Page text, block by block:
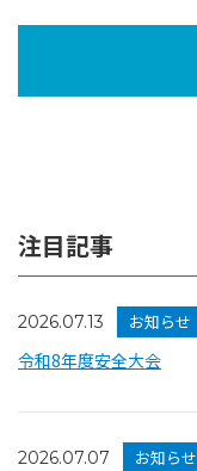
注目記事
2026.07.13 お知らせ
令和8年度安全大会
2026.07.07 お知らせ